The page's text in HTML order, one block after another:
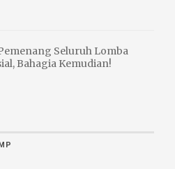
Seluruh Lomba
Bahagia Kemudian!